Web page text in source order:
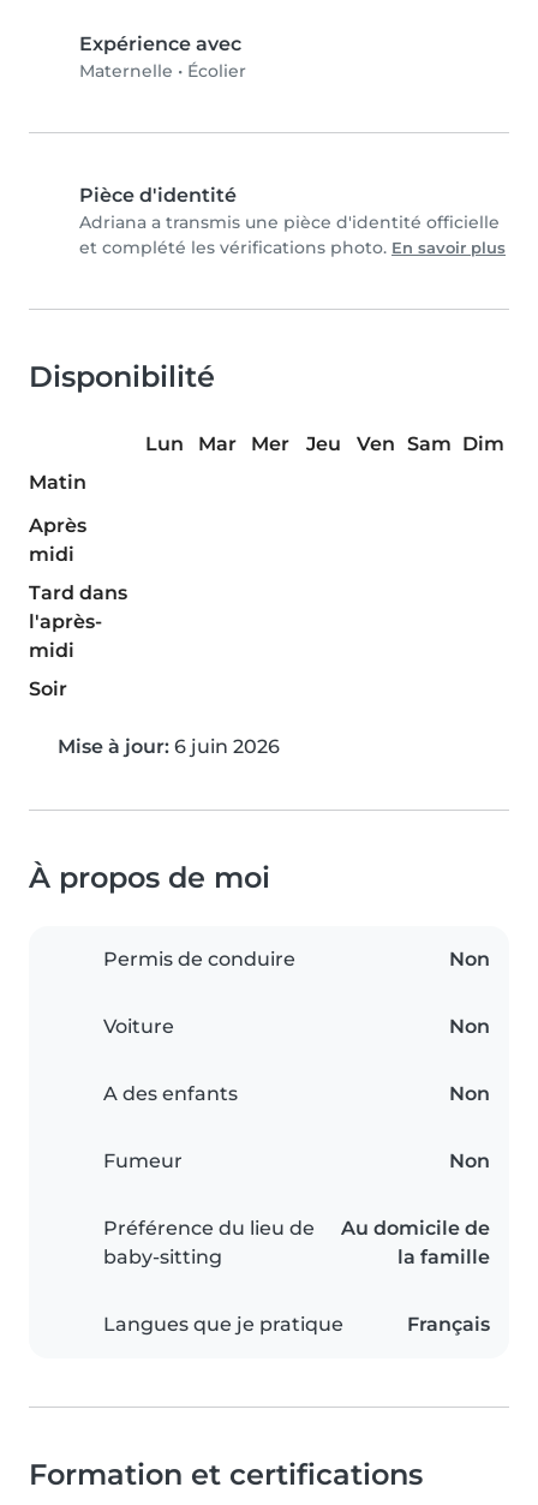
Expérience avec
Maternelle • Écolier
Pièce d'identité
Adriana a transmis une pièce d'identité officielle
et complété les vérifications photo. En savoir plus
Disponibilité
Lun Mar Mer Jeu Ven Sam Dim
Matin
Après
midi
Tard dans
l'après-
midi
Soir
Mise à jour: 6 juin 2026
À propos de moi
Permis de conduire Non
Voiture Non
A des enfants Non
Fumeur Non
Préférence du lieu de
baby-sitting
Au domicile de
la famille
Langues que je pratique Français
Formation et certifications